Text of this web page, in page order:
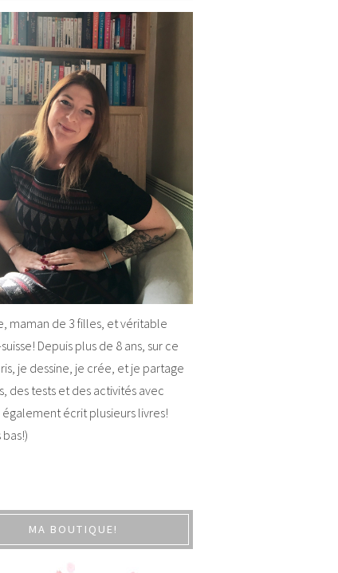
maman de 3 filles, et véritable
Depuis plus de 8 ans, sur ce
je dessine, je crée, et je partage
des tests et des activités avec
également écrit plusieurs livres!
bas!)
MA BOUTIQUE!